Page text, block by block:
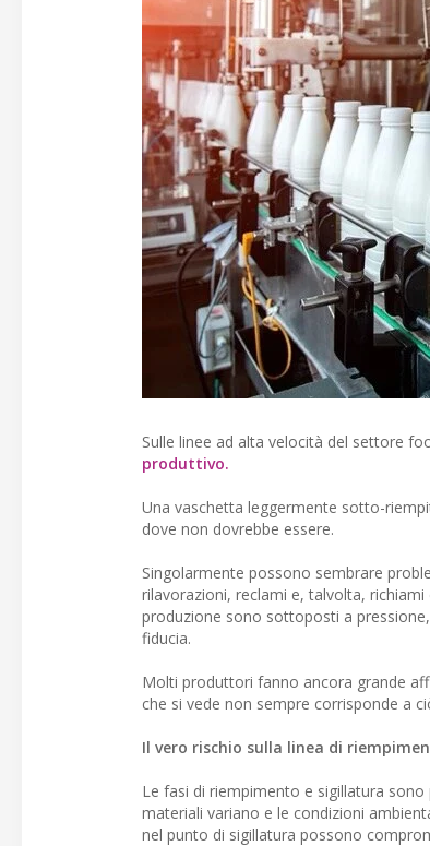
Sulle linee ad alta velocità del settore
produttivo.
Una vaschetta leggermente sotto-
dove non dovrebbe essere.
Singolarmente possono sembrare
rilavorazioni, reclami e, talvolta,
produzione sono sottoposti a
fiducia.
Molti produttori fanno ancora grande
che si vede non sempre corrisponde a
Il vero rischio sulla linea di
Le fasi di riempimento e sigillatura
materiali variano e le condizioni
nel punto di sigillatura possono